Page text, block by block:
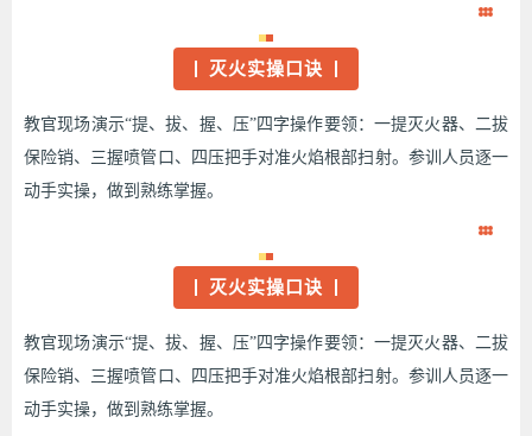
灭火实操口诀
教官现场演示“提、拔、握、压”四字操作要领：一提灭火器、二拔
保险销、三握喷管口、四压把手对准火焰根部扫射。参训人员逐一
动手实操，做到熟练掌握。
灭火实操口诀
教官现场演示“提、拔、握、压”四字操作要领：一提灭火器、二拔
保险销、三握喷管口、四压把手对准火焰根部扫射。参训人员逐一
动手实操，做到熟练掌握。